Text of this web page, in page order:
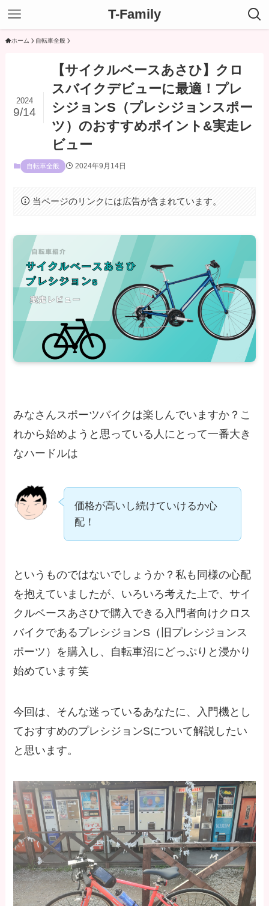
T-Family
ホーム 自転車全般
【サイクルベースあさひ】クロ
スバイクデビューに最適！プレ
シジョンS（プレシジョンスポー
ツ）のおすすめポイント&実走レ
ビュー
2024
9/14
自転車全般 2024年9月14日
当ページのリンクには広告が含まれています。
みなさんスポーツバイクは楽しんでいますか？こ
れから始めようと思っている人にとって一番大き
なハードルは
価格が高いし続けていけるか心
配！
というものではないでしょうか？私も同様の心配
を抱えていましたが、いろいろ考えた上で、サイ
クルベースあさひで購入できる入門者向けクロス
バイクであるプレシジョンS（旧プレシジョンス
ポーツ）を購入し、自転車沼にどっぷりと浸かり
始めています笑
今回は、そんな迷っているあなたに、入門機とし
ておすすめのプレシジョンSについて解説したい
と思います。